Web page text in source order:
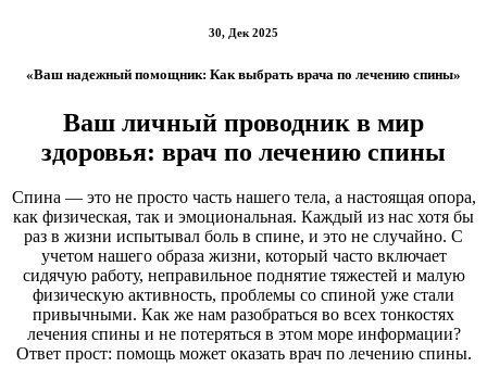
30, Дек 2025
«Ваш надежный помощник: Как выбрать врача по лечению спины»
Ваш личный проводник в мир
здоровья: врач по лечению спины
Спина — это не просто часть нашего тела, а настоящая опора,
как физическая, так и эмоциональная. Каждый из нас хотя бы
раз в жизни испытывал боль в спине, и это не случайно. С
учетом нашего образа жизни, который часто включает
сидячую работу, неправильное поднятие тяжестей и малую
физическую активность, проблемы со спиной уже стали
привычными. Как же нам разобраться во всех тонкостях
лечения спины и не потеряться в этом море информации?
Ответ прост: помощь может оказать врач по лечению спины.